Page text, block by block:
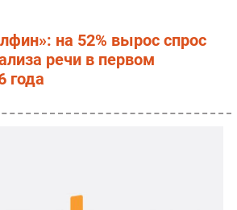
на 52% вырос спрос
речи в первом
года